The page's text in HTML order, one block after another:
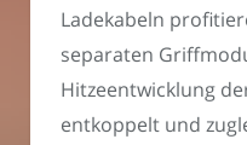
Ladekabeln
separaten
Hitzeentwicklung
entkoppelt und